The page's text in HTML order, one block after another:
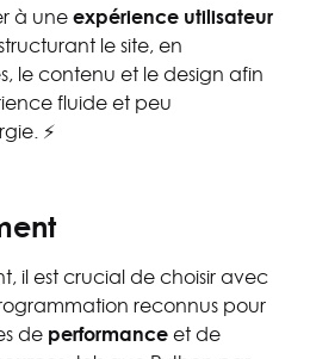
à uneexpérience utilisateur
le site, en
le contenu et le design afin
fluide et peu
⚡
il est crucial de choisir avec
reconnus pour
de performanceet de